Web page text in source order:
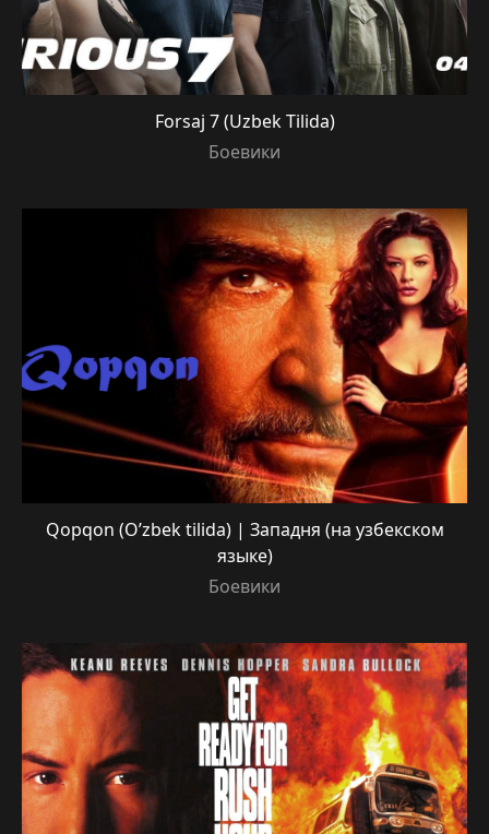
Forsaj 7 (Uzbek Tilida)
Боевики
Qopqon (O’zbek tilida) | Западня (на узбекском
языке)
Боевики